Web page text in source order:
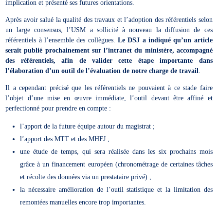
implication et présenté ses futures orientations.
Après avoir salué la qualité des travaux et l’adoption des référentiels selon
un large consensus, l’USM a sollicité à nouveau la diffusion de ces
référentiels à l’ensemble des collègues. Le DSJ a indiqué qu’un article
serait publié prochainement sur l’intranet du ministère, accompagné
des référentiels, afin de valider cette étape importante dans
l’élaboration d’un outil de l’évaluation de notre charge de travail.
Il a cependant précisé que les référentiels ne pouvaient à ce stade faire
l’objet d’une mise en œuvre immédiate, l’outil devant être affiné et
perfectionné pour prendre en compte :
l’apport de la future équipe autour du magistrat ;
l’apport des MTT et des MHFJ ;
une étude de temps, qui sera réalisée dans les six prochains mois
grâce à un financement européen (chronométrage de certaines tâches
et récolte des données via un prestataire privé) ;
la nécessaire amélioration de l’outil statistique et la limitation des
remontées manuelles encore trop importantes.